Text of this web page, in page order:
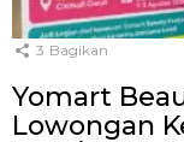
3 Bagikan
Yomart
Lowongan